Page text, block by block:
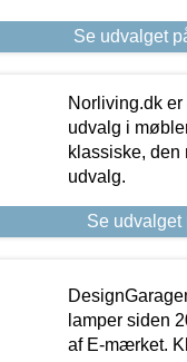
Se udvalget
Norliving.dk
udvalg i
klassiske, den
udvalg.
Se
lamper siden
af E-mærket.